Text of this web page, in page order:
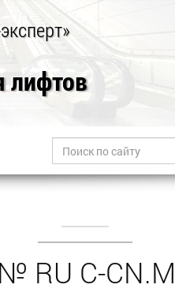
лифтов
RU С-